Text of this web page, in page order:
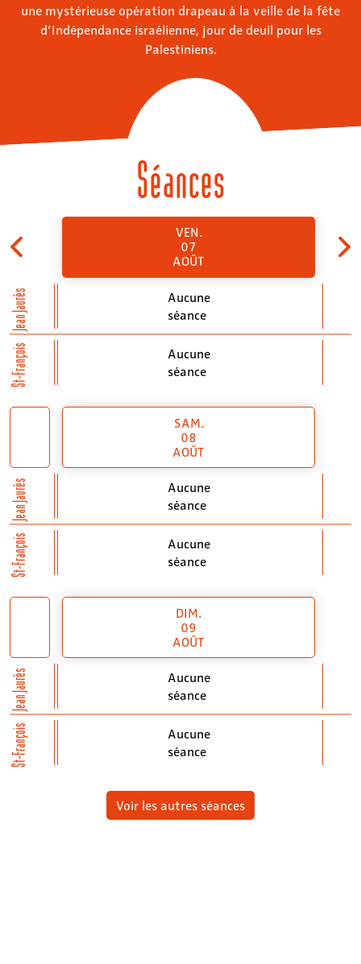
une mystérieuse opération drapeau à la veille de la fête
d’Indépendance israélienne, jour de deuil pour les
Palestiniens.
Séances
Jean Jaurès
St-François
VEN.
07
AOÛT
Aucune
séance
Aucune
séance
Jean Jaurès
St-François
SAM.
08
AOÛT
Aucune
séance
Aucune
séance
Jean Jaurès
St-François
DIM.
09
AOÛT
Aucune
séance
Aucune
séance
Voir les autres séances